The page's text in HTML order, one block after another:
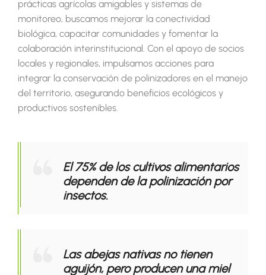
prácticas agrícolas amigables y sistemas de
monitoreo, buscamos mejorar la conectividad
biológica, capacitar comunidades y fomentar la
colaboración interinstitucional. Con el apoyo de socios
locales y regionales, impulsamos acciones para
integrar la conservación de polinizadores en el manejo
del territorio, asegurando beneficios ecológicos y
productivos sostenibles.
El 75% de los cultivos alimentarios
dependen de la polinización por
insectos.
Las abejas nativas no tienen
aguijón, pero producen una miel